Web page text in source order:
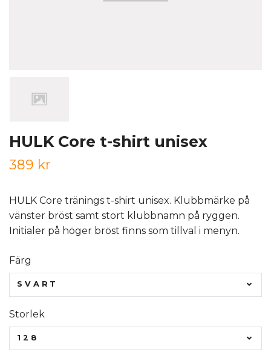
HULK Core t-shirt unisex
389 kr
HULK Core tränings t-shirt unisex. Klubbmärke på
vänster bröst samt stort klubbnamn på ryggen.
Initialer på höger bröst finns som tillval i menyn.
Färg
SVART
Storlek
128